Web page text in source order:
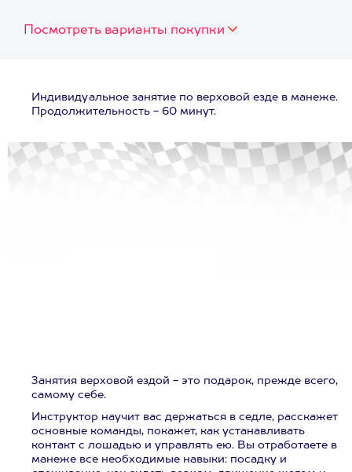
Посмотреть варианты покупки
Индивидуальное занятие по верховой езде в манеже.
Продолжительность - 60 минут.
Занятия верховой ездой - это подарок, прежде всего,
самому себе.
Инструктор научит вас держаться в седле, расскажет
основные команды, покажет, как устанавливать
контакт с лошадью и управлять ею. Вы отработаете в
манеже все необходимые навыки: посадку и